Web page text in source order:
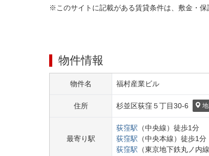
※このサイトに記載がある賃貸条件は、敷金・保
物件情報
物件名 福村産業ビル
住所 杉並区荻窪５丁目30-6
最寄り駅
荻窪駅 （中央線） 徒歩1分
荻窪駅 （中央本線） 徒歩1分
荻窪駅 （東京地下鉄丸ノ内線